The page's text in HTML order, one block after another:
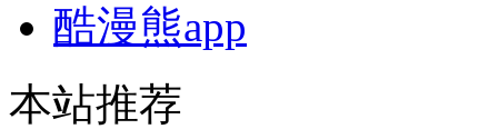
酷漫熊app
本站推荐